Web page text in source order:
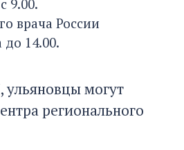
9.00.
врача России
до 14.00.
могут
регионального